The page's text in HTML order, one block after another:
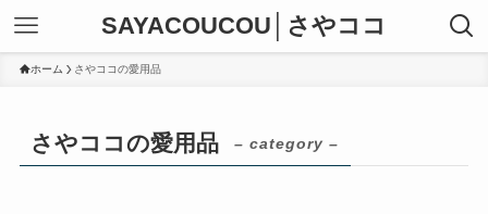
SAYACOUCOU│さやココ
ホーム さやココの愛用品
さやココの愛用品 – category –